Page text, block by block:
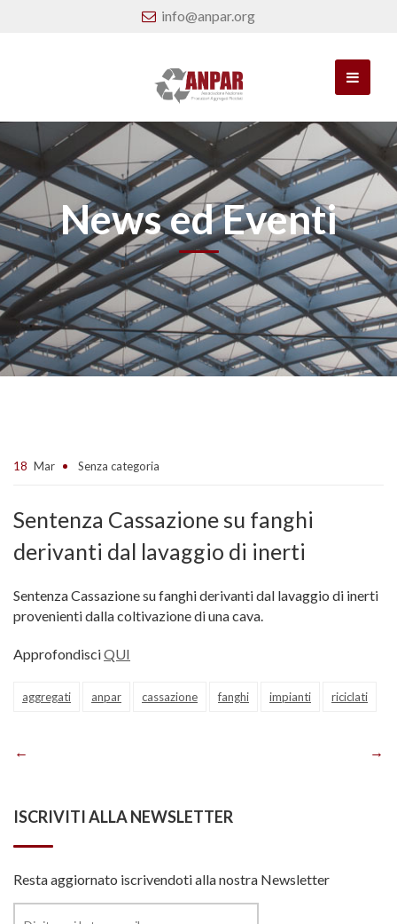
info@anpar.org
News ed Eventi
18 Mar Senza categoria
Sentenza Cassazione su fanghi
derivanti dal lavaggio di inerti
Sentenza Cassazione su fanghi derivanti dal lavaggio di inerti
provenienti dalla coltivazione di una cava.
ApprofondisciQUI
aggregati anpar cassazione fanghi impianti riciclati
Navigazione
ISCRIVITI ALLA NEWSLETTER
Resta aggiornato iscrivendoti alla nostra Newsletter